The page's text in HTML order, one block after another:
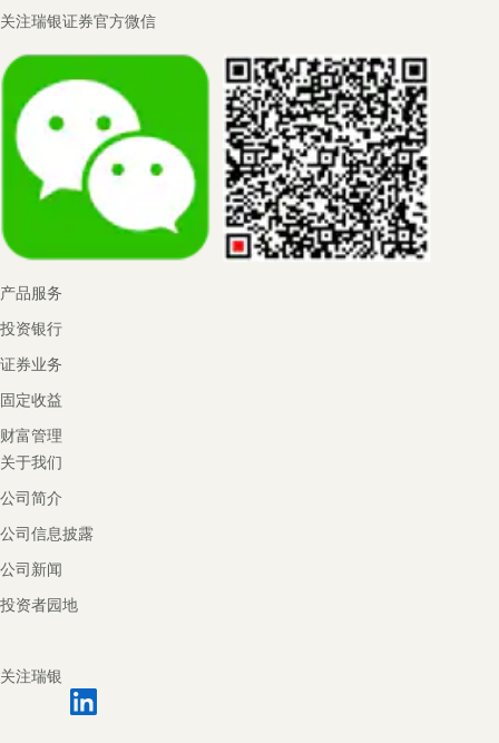
Footer
关注瑞银证券官方微信
产品服务
投资银行
证券业务
固定收益
财富管理
关于我们
公司简介
公司信息披露
公司新闻
投资者园地
关注瑞银